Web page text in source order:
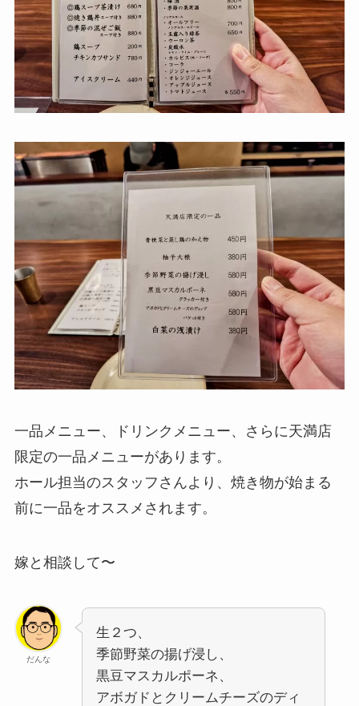
一品メニュー、ドリンクメニュー、さらに天満店
限定の一品メニューがあります。
ホール担当のスタッフさんより、焼き物が始まる
前に一品をオススメされます。
嫁と相談して〜
だんな
生２つ、
季節野菜の揚げ浸し、
黒豆マスカルポーネ、
アボガドとクリームチーズのディ